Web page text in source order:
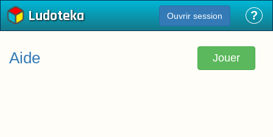
Ludoteka Ouvrir session ?
Jouer
Aide